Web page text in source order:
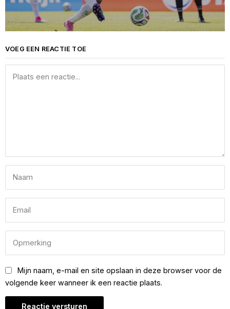
VOEG EEN REACTIE TOE
Mijn naam, e-mail en site opslaan in deze browser voor de
volgende keer wanneer ik een reactie plaats.